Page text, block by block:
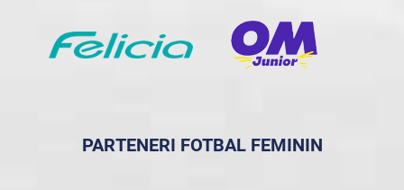
PARTENERI FOTBAL FEMININ